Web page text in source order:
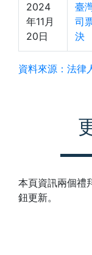
2024
年11月
20日
臺
司
決
資料來源：法律
本頁資訊兩個禮
鈕更新。